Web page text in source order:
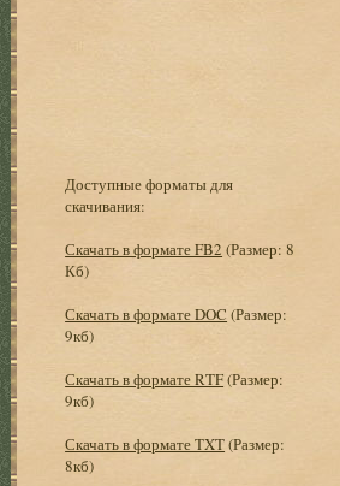
Доступные форматы для
скачивания:
Скачать в формате FB2 (Размер: 8
Кб)
Скачать в формате DOC (Размер:
9кб)
Скачать в формате RTF(Размер:
9кб)
Скачать в формате TXT(Размер:
8кб)